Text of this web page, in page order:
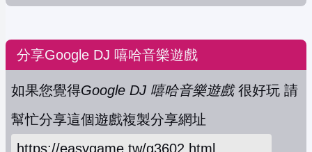
分享Google DJ 嘻哈音樂遊戲
如果您覺得Google DJ 嘻哈音樂遊戲很好玩 請
幫忙分享這個遊戲複製分享網址